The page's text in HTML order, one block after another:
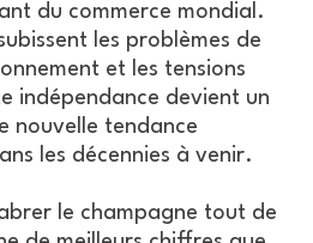
du commerce mondial.
les problèmes de
et les tensions
indépendance devient un
nouvelle tendance
les décennies à venir.
le champagne tout de